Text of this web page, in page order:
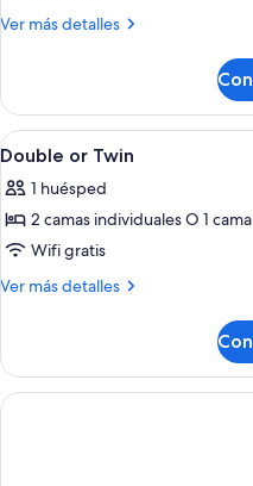
uso
Ver más detalles
Más
Premium
doble
de
individual
(View)
Abrir
todas
las
fotos
de
Double
4
Double or Twin
1 huésped
2 camas individuales O 1
Wifi gratis
Ver más detalles
Más
or
Twin